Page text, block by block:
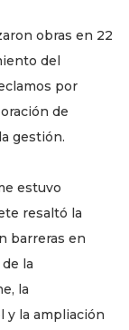
obras en 22
del
por
de
gestión.
estuvo
resaltó la
barreras en
la
la
y la ampliación